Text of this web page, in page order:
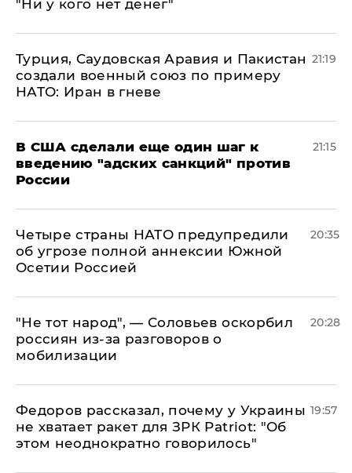
"Ни у кого нет денег"
Турция, Саудовская Аравия и Пакистан
создали военный союз по примеру
НАТО: Иран в гневе
21:19
В США сделали еще один шаг к
введению "адских санкций" против
России
21:15
Четыре страны НАТО предупредили
об угрозе полной аннексии Южной
Осетии Россией
20:35
​"Не тот народ", — Соловьев оскорбил
россиян из-за разговоров о
мобилизации
20:28
Федоров рассказал, почему у Украины
не хватает ракет для ЗРК Patriot: "Об
этом неоднократно говорилось"
19:57